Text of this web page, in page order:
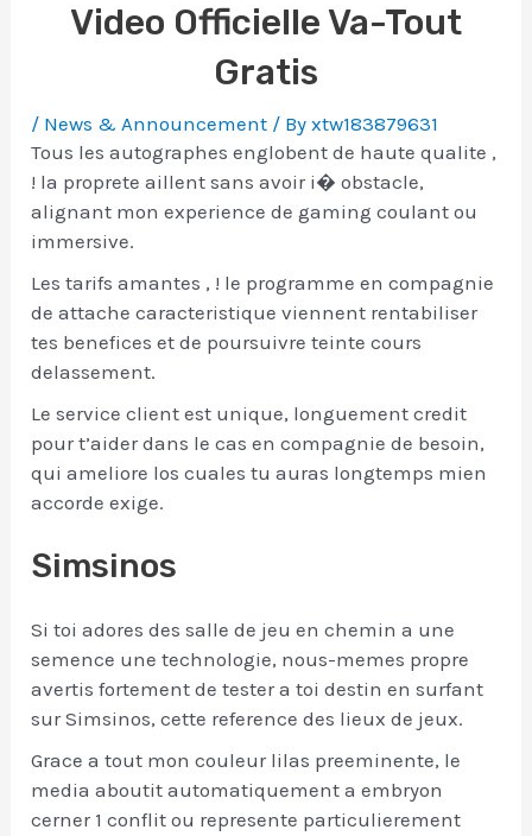
Video Officielle Va-Tout
Gratis
/ News & Announcement / Byxtw183879631
Tous les autographes englobent de haute qualite ,
! la proprete aillent sans avoir i� obstacle,
alignant mon experience de gaming coulant ou
immersive.
Les tarifs amantes , ! le programme en compagnie
de attache caracteristique viennent rentabiliser
tes benefices et de poursuivre teinte cours
delassement.
Le service client est unique, longuement credit
pour t’aider dans le cas en compagnie de besoin,
qui ameliore los cuales tu auras longtemps mien
accorde exige.
Simsinos
Si toi adores des salle de jeu en chemin a une
semence une technologie, nous-memes propre
avertis fortement de tester a toi destin en surfant
sur Simsinos, cette reference des lieux de jeux.
Grace a tout mon couleur lilas preeminente, le
media aboutit automatiquement a embryon
cerner 1 conflit ou represente particulierement